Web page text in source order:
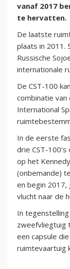
vanaf 2017
te hervatten.
De laatste
plaats in 2011.
Russische
internationale
De CST-100
combinatie
International
In de eerste
drie CST-
op het
(onbemande)
en begin
vlucht naar de
In
zweefvliegtuig
een capsule
ruimtevaartuig